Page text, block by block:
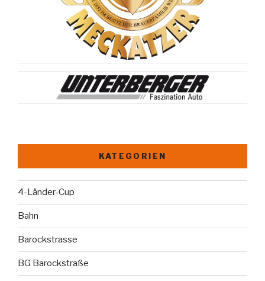
KATEGORIEN
4-Länder-Cup
Bahn
Barockstrasse
BG Barockstraße